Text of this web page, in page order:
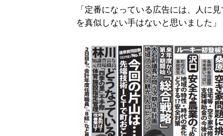
「定番になっている広告には、人に
を真似しない手はないと思いました」